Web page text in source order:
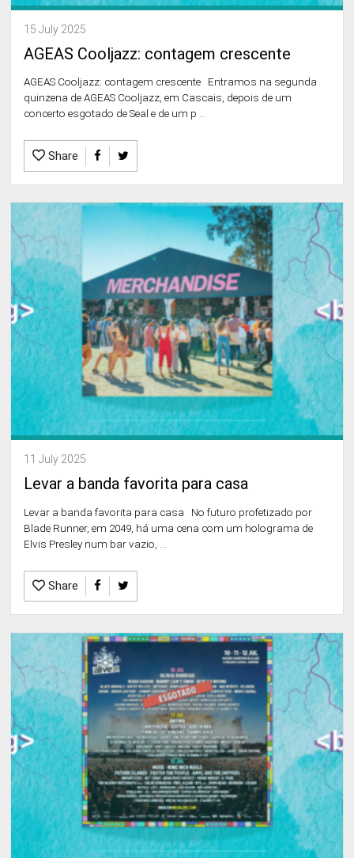
15 July 2025
AGEAS Cooljazz: contagem crescente
AGEAS Cooljazz: contagem crescente Entramos na segunda
quinzena de AGEAS Cooljazz, em Cascais, depois de um
concerto esgotado de Seal e de um p ...
Share
11 July 2025
Levar a banda favorita para casa
Levar a banda favorita para casa No futuro profetizado por
Blade Runner, em 2049, há uma cena com um holograma de
Elvis Presley num bar vazio, ...
Share